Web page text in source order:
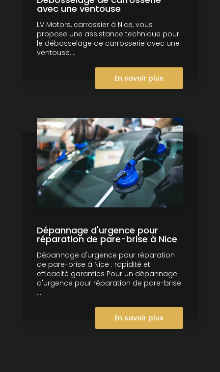
avec une ventouse
LV Motors, carrossier à Nice, vous
propose une assistance technique pour
le débosselage de carrosserie avec une
ventouse....
En savoir plus
Dépannage d'urgence pour
réparation de pare-brise à Nice
Dépannage d'urgence pour réparation
de pare-brise à Nice : rapidité et
efficacité garanties Pour un dépannage
d'urgence pour réparation de pare-brise
...
En savoir plus